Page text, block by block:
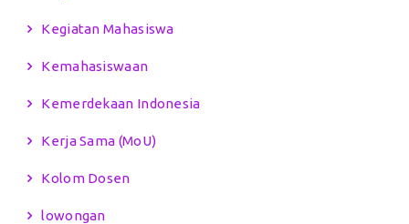
Kegiatan Mahasiswa
Kemahasiswaan
Kemerdekaan Indonesia
Kerja Sama (MoU)
Kolom Dosen
lowongan